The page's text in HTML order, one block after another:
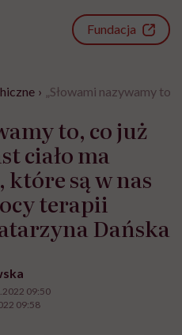
Fundacja
› „Słowami nazywamy
to, co już
ciało ma
są w nas
terapii
Dańska
09:50
09:58